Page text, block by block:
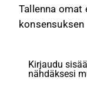
Tallenna omat
konsensuksen
Kirjaudu
nähdäksesi